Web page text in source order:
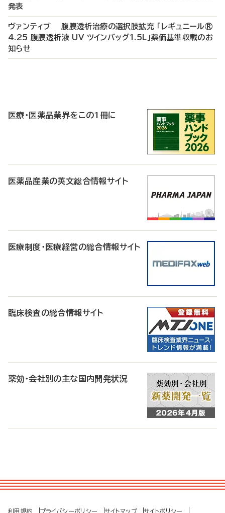
発表
ヴァンティブ 腹膜透析治療の選択肢拡充 「レギュニール®
4.25 腹膜透析液 UV ツインバッグ1.5L」薬価基準収載のお
知らせ
医療・医薬品業界をこの1冊に
医薬品産業の英文総合情報サイト
医療制度・医療経営の総合情報サイト
臨床検査の総合情報サイト
薬効・会社別の主な国内開発状況
利用規約 プライバシーポリシー サイトマップ サイトポリシー